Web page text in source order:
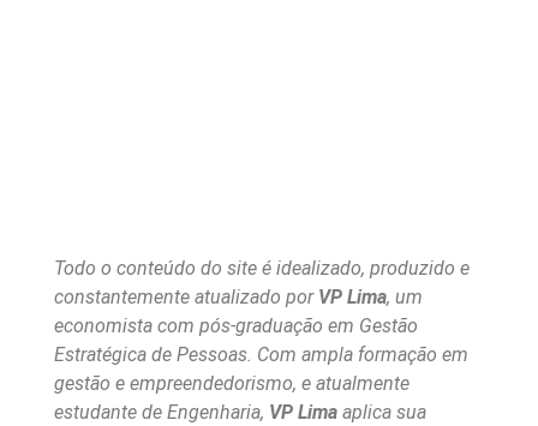
Todo o conteúdo do site é idealizado, produzido e
constantemente atualizado por VP Lima, um
economista com pós-graduação em Gestão
Estratégica de Pessoas. Com ampla formação em
gestão e empreendedorismo, e atualmente
estudante de Engenharia, VP Lima aplica sua